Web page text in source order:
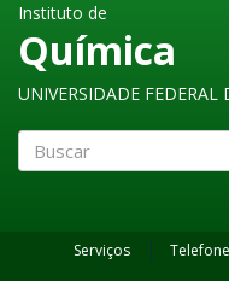
Instituto de
Química
UNIVERSIDADE FEDERAL
Serviços